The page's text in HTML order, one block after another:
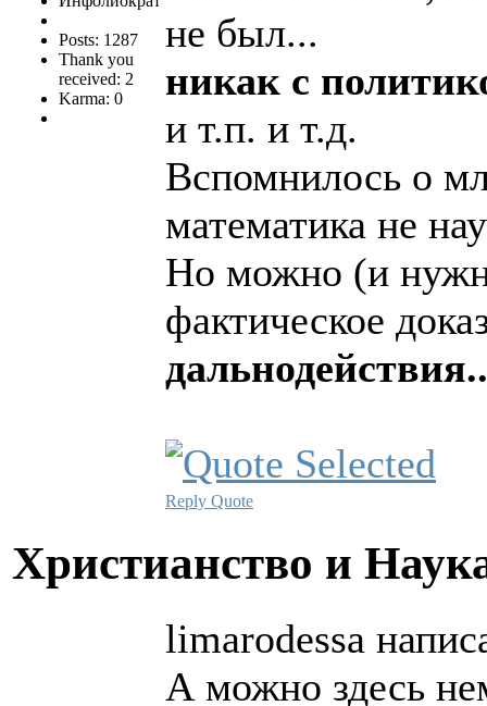
Posts: 1287
Thank you
received: 2
Karma: 0
не был...
никак с
и т.п. и т.д.
Вспомнилось о
математика не
Но можно (и
фактическое
Reply Quote
Христианство и
limarodessa
А можно здесь